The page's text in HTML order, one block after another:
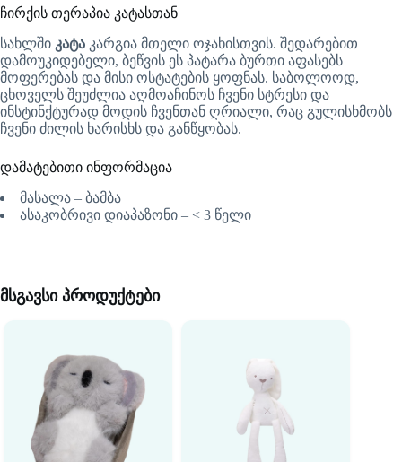
ჩირქის თერაპია კატასთან
სახლში კატა კარგია მთელი ოჯახისთვის. შედარებით
დამოუკიდებელი, ბეწვის ეს პატარა ბურთი აფასებს
მოფერებას და მისი ოსტატების ყოფნას. საბოლოოდ,
ცხოველს შეუძლია აღმოაჩინოს ჩვენი სტრესი და
ინსტინქტურად მოდის ჩვენთან ღრიალი, რაც გულისხმობს
ჩვენი ძილის ხარისხს და განწყობას.
დამატებითი ინფორმაცია
მასალა – ბამბა
ასაკობრივი დიაპაზონი – < 3 წელი
მსგავსი პროდუქტები